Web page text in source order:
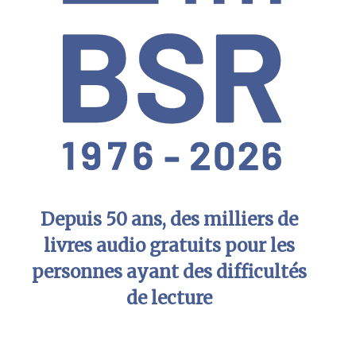
Depuis 50 ans, des milliers de
livres audio gratuits pour les
personnes ayant des difficultés
de lecture